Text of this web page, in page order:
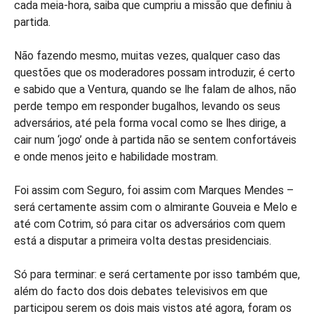
cada meia-hora, saiba que cumpriu a missão que definiu à
partida.
Não fazendo mesmo, muitas vezes, qualquer caso das
questões que os moderadores possam introduzir, é certo
e sabido que a Ventura, quando se lhe falam de alhos, não
perde tempo em responder bugalhos, levando os seus
adversários, até pela forma vocal como se lhes dirige, a
cair num ‘jogo’ onde à partida não se sentem confortáveis
e onde menos jeito e habilidade mostram.
Foi assim com Seguro, foi assim com Marques Mendes –
será certamente assim com o almirante Gouveia e Melo e
até com Cotrim, só para citar os adversários com quem
está a disputar a primeira volta destas presidenciais.
Só para terminar: e será certamente por isso também que,
além do facto dos dois debates televisivos em que
participou serem os dois mais vistos até agora, foram os